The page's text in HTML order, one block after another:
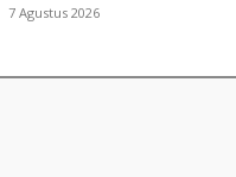
7 Agustus 2026